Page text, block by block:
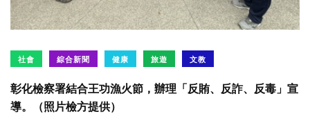
社會 綜合新聞 健康 旅遊 文教
彰化檢察署結合王功漁火節，辦理「反賄、反詐、反毒」宣
導。（照片檢方提供）